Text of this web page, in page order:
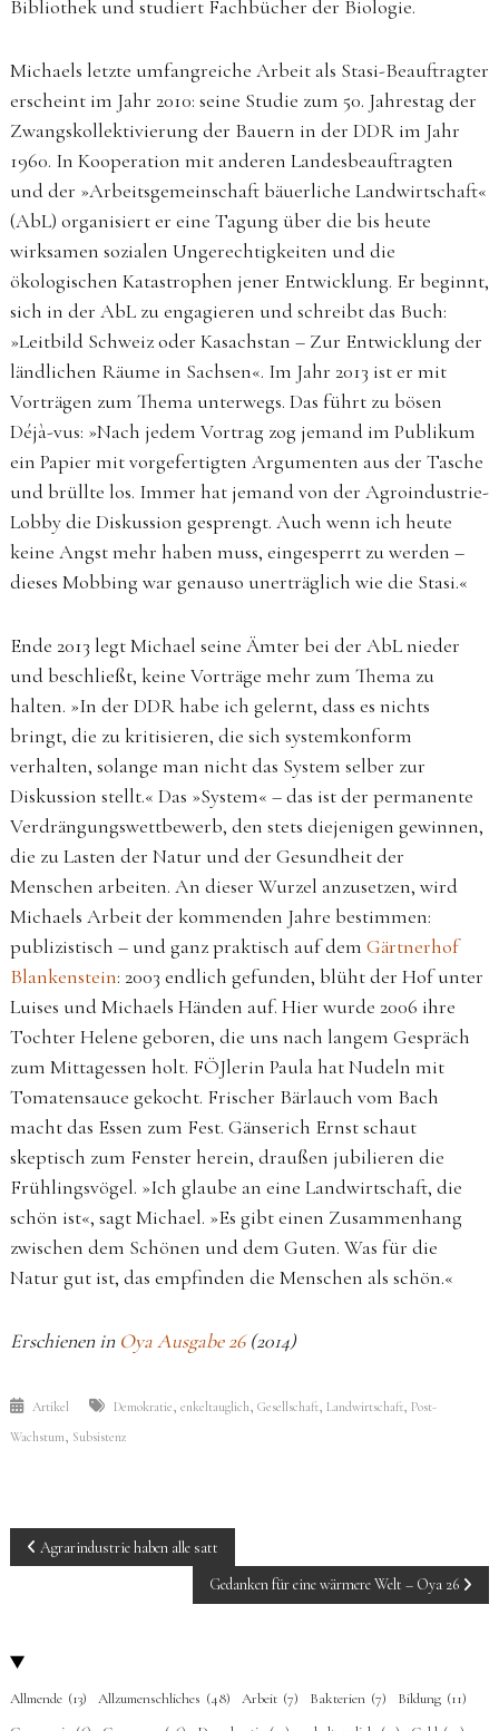
Bibliothek und studiert Fachbücher der Biologie.
Michaels letzte umfangreiche Arbeit als Stasi-Beauftragter
erscheint im Jahr 2010: seine Studie zum 50. Jahrestag der
Zwangskollektivierung der Bauern in der DDR im Jahr
1960. In Kooperation mit anderen Landesbeauftragten
und der »Arbeitsgemeinschaft bäuerliche Landwirtschaft«
(AbL) organisiert er eine Tagung über die bis heute
wirksamen sozialen Ungerechtigkeiten und die
ökologischen Katastrophen jener Entwicklung. Er beginnt,
sich in der AbL zu engagieren und schreibt das Buch:
»Leitbild Schweiz oder Kasachstan – Zur Entwicklung der
ländlichen Räume in Sachsen«. Im Jahr 2013 ist er mit
Vorträgen zum Thema unterwegs. Das führt zu bösen
Déjà-vus: »Nach jedem Vortrag zog jemand im Publikum
ein Papier mit vorgefertigten Argumenten aus der Tasche
und brüllte los. Immer hat jemand von der Agroindustrie-
Lobby die Diskussion gesprengt. Auch wenn ich heute
keine Angst mehr haben muss, eingesperrt zu werden –
dieses Mobbing war genauso unerträglich wie die Stasi.«
Ende 2013 legt Michael seine Ämter bei der AbL nieder
und beschließt, keine Vorträge mehr zum Thema zu
halten. »In der DDR habe ich gelernt, dass es nichts
bringt, die zu kritisieren, die sich systemkonform
verhalten, solange man nicht das System selber zur
Diskussion stellt.« Das »System« – das ist der permanente
Verdrängungswettbewerb, den stets diejenigen gewinnen,
die zu Lasten der Natur und der Gesundheit der
Menschen arbeiten. An dieser Wurzel anzusetzen, wird
Michaels Arbeit der kommenden Jahre bestimmen:
publizistisch – und ganz praktisch auf dem Gärtnerhof
Blankenstein: 2003 endlich gefunden, blüht der Hof unter
Luises und Michaels Händen auf. Hier wurde 2006 ihre
Tochter Helene geboren, die uns nach langem Gespräch
zum Mittagessen holt. FÖJlerin Paula hat Nudeln mit
Tomatensauce gekocht. Frischer Bärlauch vom Bach
macht das Essen zum Fest. Gänserich Ernst schaut
skeptisch zum Fenster herein, draußen jubilieren die
Frühlingsvögel. »Ich glaube an eine Landwirtschaft, die
schön ist«, sagt Michael. »Es gibt einen Zusammenhang
zwischen dem Schönen und dem Guten. Was für die
Natur gut ist, das empfinden die Menschen als schön.«
Erschienen in Oya Ausgabe 26(2014)
Artikel Demokratie, enkeltauglich, Gesellschaft, Landwirtschaft, Post-
Wachstum, Subsistenz
BEITRAGS-
Agrarindustrie haben alle satt
Gedanken für eine wärmere Welt – Oya 26
Allmende (13) Allzumenschliches (48) Arbeit (7) Bakterien (7) Bildung (11)